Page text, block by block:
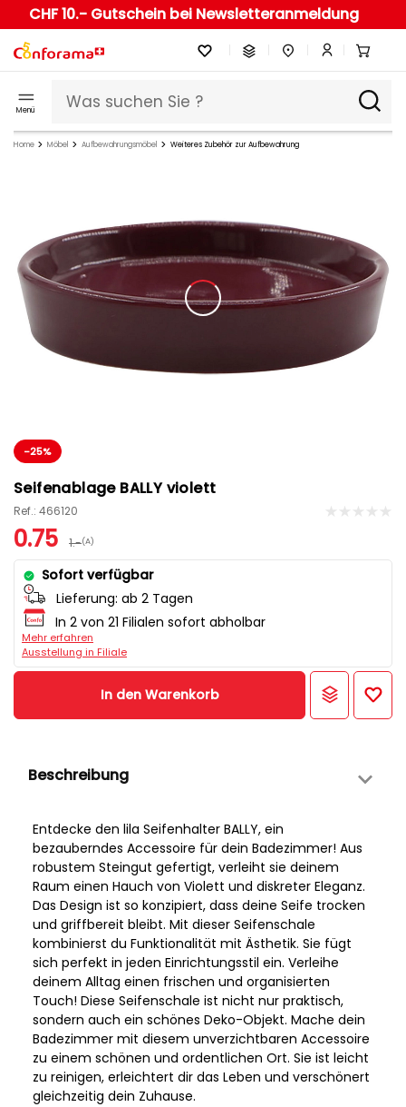
CHF 10.- Gutschein bei Newsletteranmeldung
Menü
Home Möbel Aufbewahrungsmöbel Weiteres Zubehör zur Aufbewahrung
-25%
Seifenablage BALLY violett
Ref.: 466120
0.75 1.-(A)
Sofort verfügbar
Lieferung: ab 2 Tagen
In 2 von 21 Filialen sofort abholbar
Mehr erfahren
Ausstellung in Filiale
In den Warenkorb
Beschreibung
Entdecke den lila Seifenhalter BALLY, ein
bezauberndes Accessoire für dein Badezimmer! Aus
robustem Steingut gefertigt, verleiht sie deinem
Raum einen Hauch von Violett und diskreter Eleganz.
Das Design ist so konzipiert, dass deine Seife trocken
und griffbereit bleibt. Mit dieser Seifenschale
kombinierst du Funktionalität mit Ästhetik. Sie fügt
sich perfekt in jeden Einrichtungsstil ein. Verleihe
deinem Alltag einen frischen und organisierten
Touch! Diese Seifenschale ist nicht nur praktisch,
sondern auch ein schönes Deko-Objekt. Mache dein
Badezimmer mit diesem unverzichtbaren Accessoire
zu einem schönen und ordentlichen Ort. Sie ist leicht
zu reinigen, erleichtert dir das Leben und verschönert
gleichzeitig dein Zuhause.